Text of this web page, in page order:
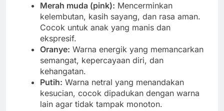
Merah muda (pink): Mencerminkan
kelembutan, kasih sayang, dan rasa aman.
Cocok untuk anak yang manis dan
ekspresif.
Oranye: Warna energik yang memancarkan
semangat, kepercayaan diri, dan
kehangatan.
Putih: Warna netral yang menandakan
kesucian, cocok dipadukan dengan warna
lain agar tidak tampak monoton.